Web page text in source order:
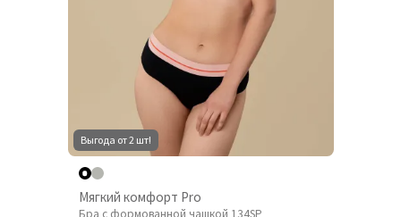
Выгода от 2 шт!
Мягкий комфорт Pro
Бра с формованной чашкой 134SP